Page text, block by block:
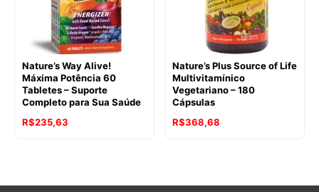
Nature’s Way Alive!
Máxima Potência 60
Tabletes – Suporte
Completo para Sua Saúde
R$235,63
Nature’s Plus Source of Life
Multivitamínico
Vegetariano – 180
Cápsulas
R$368,68